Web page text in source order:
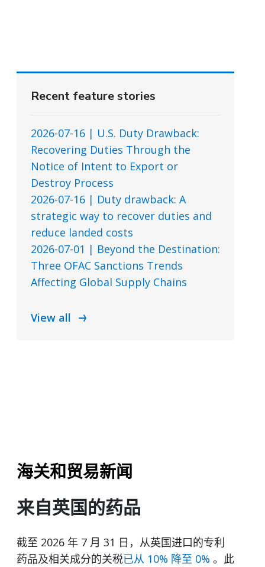
Recent feature stories
2026-07-16 | U.S. Duty Drawback:
Recovering Duties Through the
Notice of Intent to Export or
Destroy Process
2026-07-16 | Duty drawback: A
strategic way to recover duties and
reduce landed costs
2026-07-01 | Beyond the Destination:
Three OFAC Sanctions Trends
Affecting Global Supply Chains
View all
海关和贸易新闻
来自英国的药品
截至 2026 年 7 月 31 日，从英国进口的专利
药品及相关成分的关税已从 10% 降至 0% 。此